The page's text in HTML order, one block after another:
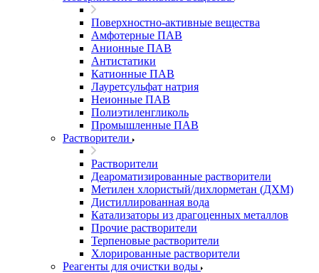
Поверхностно-активные вещества
Амфотерные ПАВ
Анионные ПАВ
Антистатики
Катионные ПАВ
Лауретсульфат натрия
Неионные ПАВ
Полиэтиленгликоль
Промышленные ПАВ
Растворители
Растворители
Деароматизированные растворители
Метилен хлористый/дихлорметан (ДХМ)
Дистиллированная вода
Катализаторы из драгоценных металлов
Прочие растворители
Терпеновые растворители
Хлорированные растворители
Реагенты для очистки воды